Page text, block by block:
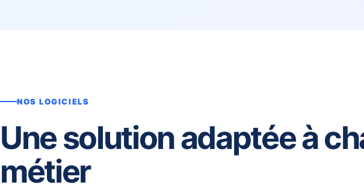
NOS LOGICIELS
Une solution adaptée à
métier